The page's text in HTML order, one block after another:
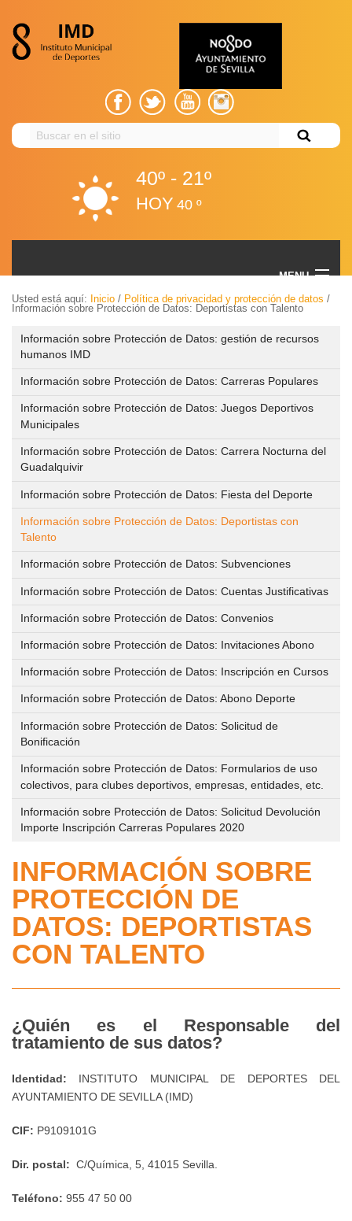
Buscar
en
40º - 21º
HOY 40 º
con Talento
MENU
Somos
y
Sedes
administrativas
de
atención
al
público,
Registro
y
de
apertura
los
centros
de
gestión
Relación
de
de
Colectivo
Personal
Volver
Gestión
Administrativa
Ordenanza
de
precios
públicos
para
la
contratación
del
en
Perfil
del
Contratante
IMD
Plataforma
Estado
Normas
para
y
de
CENTROS DEPORTIVOS
Volver
Deportivos
Mapa
interactivo
régimen
interno
de
centros
municipales
Reserva
Gestión
de
Instalaciones
Deportivas
Gestión
de
Deportivos
APP
Entrenamiento
INFORMACIÓN IMD
Volver
IMD
inclusión
en
deportivo
de
eventos
deportivos
que
se
desarrollen
la
vía
pública
Circuito
de
Plan
Local
de
y
de
Usted está aquí: Inicio / Política de privacidad y protección de datos /
Información sobre Protección de Datos: Deportistas con Talento
Información sobre Protección de Datos: gestión de recursos
humanos IMD
Información sobre Protección de Datos: Carreras Populares
Información sobre Protección de Datos: Juegos Deportivos
Municipales
Información sobre Protección de Datos: Carrera Nocturna del
Guadalquivir
Información sobre Protección de Datos: Fiesta del Deporte
Información sobre Protección de Datos: Deportistas con
Talento
Información sobre Protección de Datos: Subvenciones
Información sobre Protección de Datos: Cuentas Justificativas
Información sobre Protección de Datos: Convenios
Información sobre Protección de Datos: Invitaciones Abono
Información sobre Protección de Datos: Inscripción en Cursos
Información sobre Protección de Datos: Abono Deporte
Información sobre Protección de Datos: Solicitud de
Bonificación
Información sobre Protección de Datos: Formularios de uso
colectivos, para clubes deportivos, empresas, entidades, etc.
Información sobre Protección de Datos: Solicitud Devolución
Importe Inscripción Carreras Populares 2020
INFORMACIÓN SOBRE
PROTECCIÓN DE
DATOS: DEPORTISTAS
CON TALENTO
¿Quién es el Responsable del
tratamiento de sus datos?
Identidad: INSTITUTO MUNICIPAL DE DEPORTES DEL
AYUNTAMIENTO DE SEVILLA (IMD)
CIF: P9109101G
Dir. postal: C/Química, 5, 41015 Sevilla.
Teléfono: 955 47 50 00